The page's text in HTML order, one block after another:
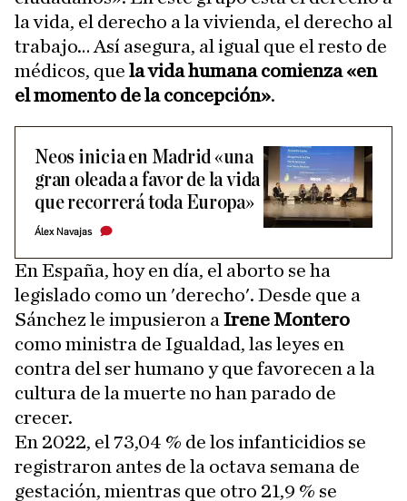
la vida, el derecho a la vivienda, el derecho al
trabajo… Así asegura, al igual que el resto de
médicos, que la vida humana comienza «en
el momento de la concepción».
Neos inicia en Madrid «una
gran oleada a favor de la vida
que recorrerá toda Europa»
Álex Navajas
En España, hoy en día, el aborto se ha
legislado como un 'derecho'. Desde que a
Sánchez le impusieron a Irene Montero
como ministra de Igualdad, las leyes en
contra del ser humano y que favorecen a la
cultura de la muerte no han parado de
crecer.
En 2022, el 73,04 % de los infanticidios se
registraron antes de la octava semana de
gestación, mientras que otro 21,9 % se